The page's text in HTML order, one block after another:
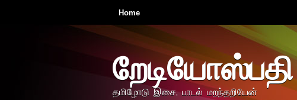
Home
றேடியோஸ்பதி
தமிழோடு இசை, பாடல் மறந்தறியேன்